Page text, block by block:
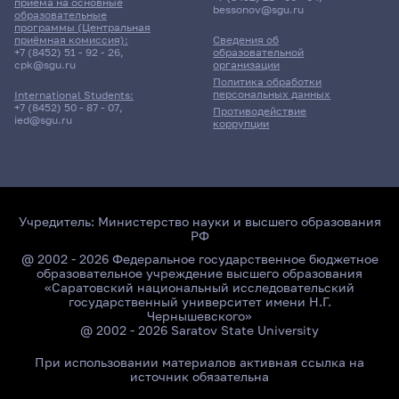
Главные
образовательные
программы (Центральная
приёмная комиссия):
+7 (8452) 51 - 92 - 26,
cpk@sgu.ru
International Students:
+7 (8452) 50 - 87 - 07,
ied@sgu.ru
Сведения об
образовательной
организации
Политика обработки
персональных данных
Противодействие
коррупции
bessonov@sgu.ru
Учредитель: Министерство науки и высшего образования
РФ
@ 2002 - 2026 Федеральное государственное бюджетное
образовательное учреждение высшего образования
«Саратовский национальный исследовательский
государственный университет имени Н.Г.
Чернышевского»
@ 2002 - 2026 Saratov State University
При использовании материалов активная ссылка на
источник обязательна